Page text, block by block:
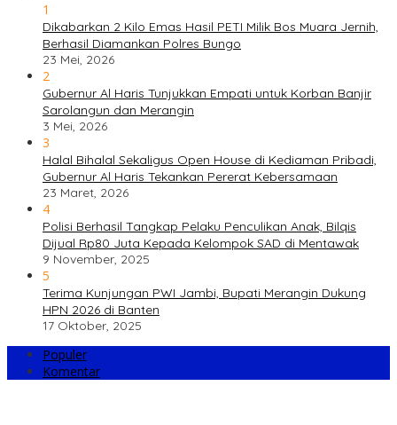
1
Dikabarkan 2 Kilo Emas Hasil PETI Milik Bos Muara Jernih,
Berhasil Diamankan Polres Bungo
23 Mei, 2026
2
Gubernur Al Haris Tunjukkan Empati untuk Korban Banjir
Sarolangun dan Merangin
3 Mei, 2026
3
Halal Bihalal Sekaligus Open House di Kediaman Pribadi,
Gubernur Al Haris Tekankan Pererat Kebersamaan
23 Maret, 2026
4
Polisi Berhasil Tangkap Pelaku Penculikan Anak, Bilqis
Dijual Rp80 Juta Kepada Kelompok SAD di Mentawak
9 November, 2025
5
Terima Kunjungan PWI Jambi, Bupati Merangin Dukung
HPN 2026 di Banten
17 Oktober, 2025
Populer
Komentar